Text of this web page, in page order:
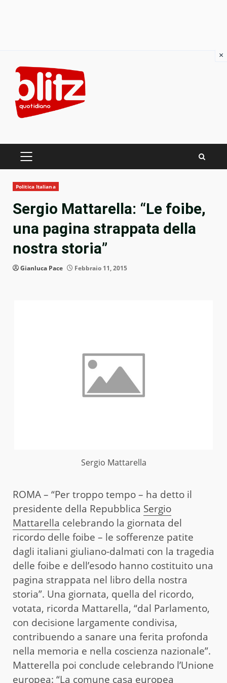
content
PRIMARY
Politica Italiana
Sergio Mattarella: “Le foibe,
una pagina strappata della
nostra storia”
Gianluca Pace Febbraio 11, 2015
Sergio Mattarella
ROMA – “Per troppo tempo – ha detto il
presidente della Repubblica Sergio
Mattarella celebrando la giornata del
ricordo delle foibe – le sofferenze patite
dagli italiani giuliano-dalmati con la tragedia
delle foibe e dell’esodo hanno costituito una
pagina strappata nel libro della nostra
storia”. Una giornata, quella del ricordo,
votata, ricorda Mattarella, “dal Parlamento,
con decisione largamente condivisa,
contribuendo a sanare una ferita profonda
nella memoria e nella coscienza nazionale”.
Matterella poi conclude celebrando l’Unione
europea: “La comune casa europea
×